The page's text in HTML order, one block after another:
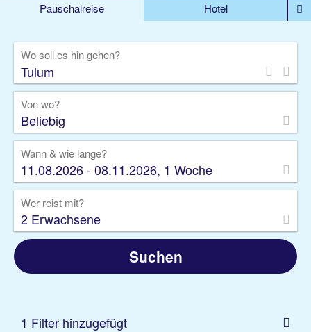
Pauschalreise
Hotel
Rundreise
Kreuzfahrt
Gruppenreise
Camper Privattransfer
Wo soll es hin gehen?
Von wo?
Beliebig
Wann & wie lange?
11.08.2026 - 08.11.2026, 1 Woche
Wer reist mit?
2 Erwachsene
Suchen
1 Filter hinzugefügt